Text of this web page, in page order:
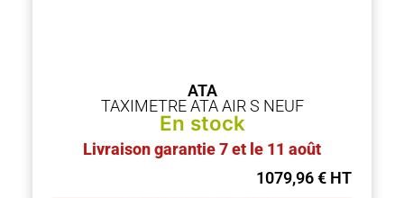
ATA
TAXIMETRE ATA AIR S NEUF
En stock
Livraison garantie 7 et le 11 août
1079,96€